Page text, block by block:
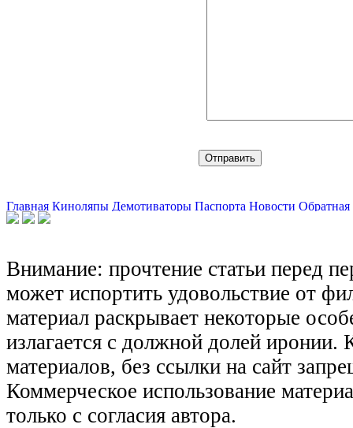
Главная Киноляпы Демотиваторы Паспорта Новости Обратная
Внимание: прочтение статьи перед
может испортить удовольствие от
материал раскрывает некоторые
излагается с должной долей иронии.
материалов, без ссылки на сайт
Коммерческое использование
только с согласия автора.